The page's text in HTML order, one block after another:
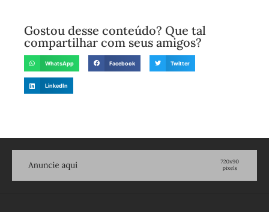
Gostou desse conteúdo? Que tal
compartilhar com seus amigos?
WhatsApp Facebook Twitter
LinkedIn